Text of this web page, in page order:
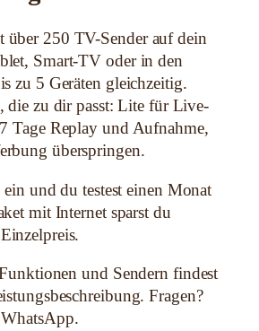
250 TV-Sender auf dein
Smart-TV oder in den
zu 5 Geräten gleichzeitig.
die zu dir passt: Lite für Live-
Tage Replay und Aufnahme,
überspringen.
und du testest einen Monat
mit Internet sparst du
und Sendern findest
Fragen?